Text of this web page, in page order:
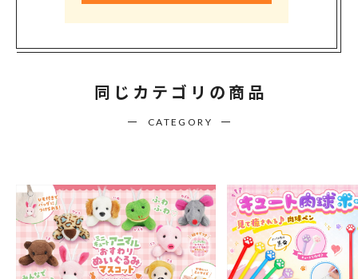
同じカテゴリの商品
CATEGORY